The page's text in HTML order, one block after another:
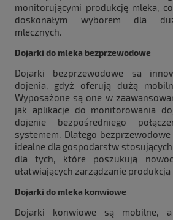
monitorującymi produkcję mleka,
doskonałym wyborem dla
mlecznych.
Dojarki do mleka bezprzewodowe
Dojarki bezprzewodowe są
dojenia, gdyż oferują dużą
Wyposażone są one w
jak aplikacje do monitorowania
dojenie bezpośredniego
systemem. Dlatego
idealne dla gospodarstw
dla tych, które poszukują
ułatwiających zarządzanie produkcją
Dojarki do mleka konwiowe
Dojarki konwiowe są